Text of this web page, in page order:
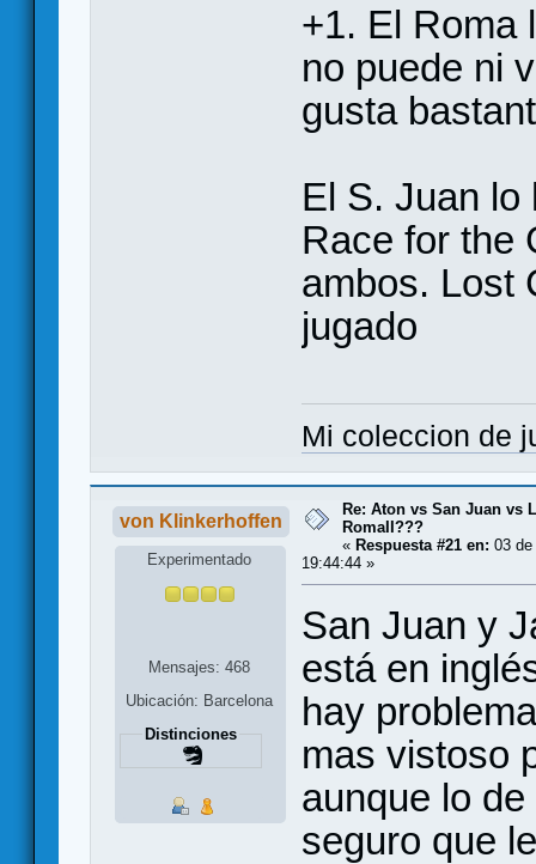
+1. El Roma
no puede ni
gusta
El S. Juan lo
Race for the
ambos. Lost
jugado
Mi coleccion de
von Klinkerhoffen
Experimentado
Mensajes: 468
Ubicación: Barcelona
Distinciones
Re: Aton vs San Juan vs
RomaII???
« Respuesta #21 en: 03
19:44:44 »
San Juan y
está en
hay
mas vistoso
aunque lo
seguro que